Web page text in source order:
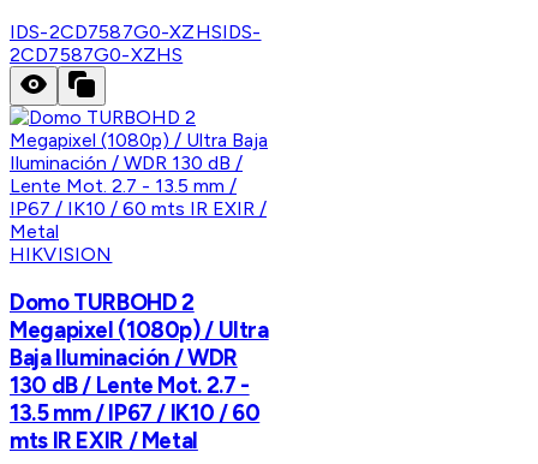
IDS-2CD7587G0-XZHSIDS-
2CD7587G0-XZHS
HIKVISION
Domo TURBOHD 2
Megapixel (1080p) / Ultra
Baja Iluminación / WDR
130 dB / Lente Mot. 2.7 -
13.5 mm / IP67 / IK10 / 60
mts IR EXIR / Metal